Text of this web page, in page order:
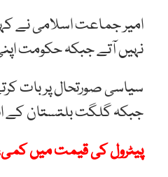
امیر جماعت اسلامی نے
نہیں آتے جبکہ حکومت
سیاسی صورتحال پر بات
جبکہ گلگت بلتستان کے
پیٹرول کی قیمت میں